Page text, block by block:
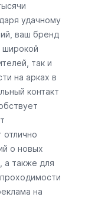
удачному
ваш бренд
широкой
так и
на арках в
контакт
отлично
о новых
а также для
на